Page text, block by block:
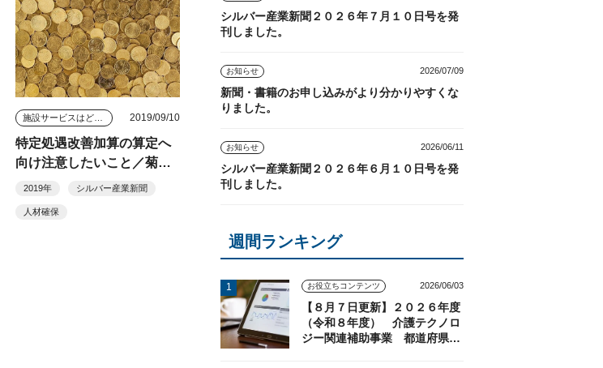
施設サービスはどう変わっていくのか 2019/09/10
特定処遇改善加算の算定へ
向け注意したいこと／菊地
雅洋（連載４６）
2019年 シルバー産業新聞
人材確保
シルバー産業新聞２０２６年７月１０日号を発
刊しました。
お知らせ 2026/07/09
新聞・書籍のお申し込みがより分かりやすくな
りました。
お知らせ 2026/06/11
シルバー産業新聞２０２６年６月１０日号を発
刊しました。
週間ランキング
お役立ちコンテンツ 2026/06/03
【８月７日更新】２０２６年度
（令和８年度） 介護テクノロ
ジー関連補助事業 都道府県の